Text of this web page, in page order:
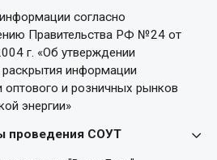
согласно
Правительства РФ №24 от
г. «Об утверждении
раскрытия информации
оптового и розничных рынков
энергии»
проведения СОУТ